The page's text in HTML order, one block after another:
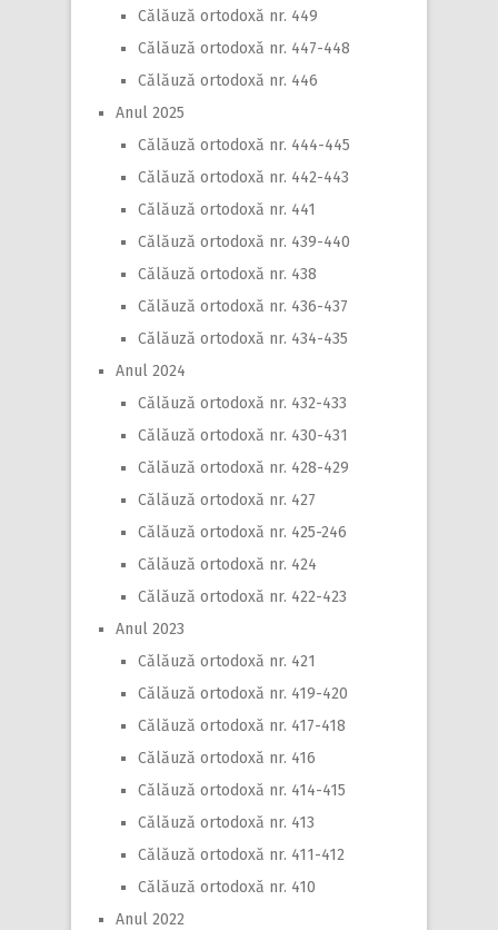
Călăuză ortodoxă nr. 449
Călăuză ortodoxă nr. 447-448
Călăuză ortodoxă nr. 446
Anul 2025
Călăuză ortodoxă nr. 444-445
Călăuză ortodoxă nr. 442-443
Călăuză ortodoxă nr. 441
Călăuză ortodoxă nr. 439-440
Călăuză ortodoxă nr. 438
Călăuză ortodoxă nr. 436-437
Călăuză ortodoxă nr. 434-435
Anul 2024
Călăuză ortodoxă nr. 432-433
Călăuză ortodoxă nr. 430-431
Călăuză ortodoxă nr. 428-429
Călăuză ortodoxă nr. 427
Călăuză ortodoxă nr. 425-246
Călăuză ortodoxă nr. 424
Călăuză ortodoxă nr. 422-423
Anul 2023
Călăuză ortodoxă nr. 421
Călăuză ortodoxă nr. 419-420
Călăuză ortodoxă nr. 417-418
Călăuză ortodoxă nr. 416
Călăuză ortodoxă nr. 414-415
Călăuză ortodoxă nr. 413
Călăuză ortodoxă nr. 411-412
Călăuză ortodoxă nr. 410
Anul 2022